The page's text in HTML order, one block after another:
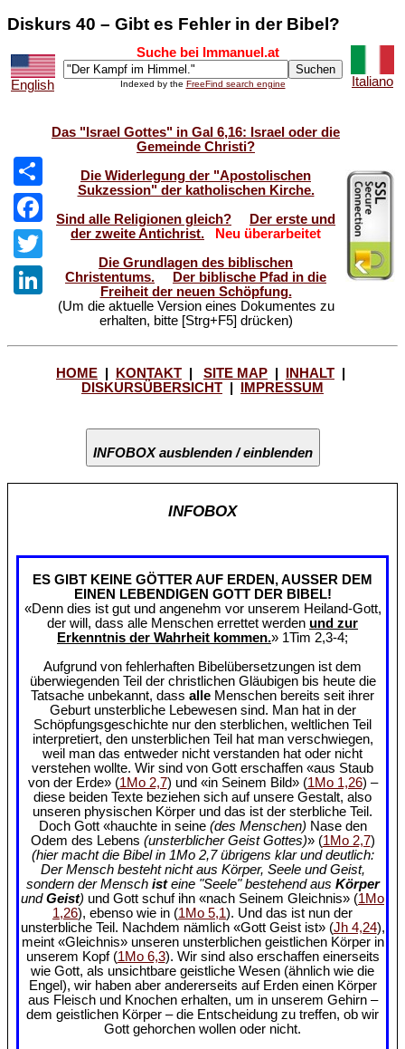
Diskurs 40 – Gibt es Fehler in der Bibel?
English
Suche bei Immanuel.at
Indexed by the FreeFind search engine Italiano
Share
Facebook
Twitter
LinkedIn
Das "Israel Gottes" in Gal 6,16: Israel oder die
Gemeinde Christi?
Die Widerlegung der "Apostolischen
Sukzession" der katholischen Kirche.
Sind alle Religionen gleich?
Der erste und
der zweite Antichrist.
Neu überarbeitet
Die Grundlagen des biblischen
Christentums.
Der biblische Pfad in die
Freiheit der neuen Schöpfung.
(Um die aktuelle Version eines Dokumentes zu
erhalten, bitte [Strg+F5] drücken)
HOME KONTAKT SITE MAP INHALT
DISKURSÜBERSICHT
IMPRESSUM
INFOBOX ausblenden / einblenden
INFOBOX
ES GIBT KEINE GÖTTER AUF ERDEN, AUSSER DEM
EINEN LEBENDIGEN GOTT DER BIBEL!
«Denn dies ist gut und angenehm vor unserem Heiland-Gott,
der will, dass alle Menschen errettet werden und zur
Erkenntnis der Wahrheit kommen.» 1Tim 2,3-4;
Aufgrund von fehlerhaften Bibelübersetzungen ist dem
überwiegenden Teil der christlichen Gläubigen bis heute die
Tatsache unbekannt, dass alle Menschen bereits seit ihrer
Geburt unsterbliche Lebewesen sind. Man hat in der
Schöpfungsgeschichte nur den sterblichen, weltlichen Teil
interpretiert, den unsterblichen Teil hat man verschwiegen,
weil man das entweder nicht verstanden hat oder nicht
verstehen wollte. Wir sind von Gott erschaffen «aus Staub
von der Erde» (1Mo 2,7) und «in Seinem Bild» (1Mo 1,26) –
diese beiden Texte beziehen sich auf unsere Gestalt, also
unseren physischen Körper und das ist der sterbliche Teil.
Doch Gott «hauchte in seine (des Menschen) Nase den
Odem des Lebens (unsterblicher Geist Gottes)» (1Mo 2,7)
(hier macht die Bibel in 1Mo 2,7 übrigens klar und deutlich:
Der Mensch besteht nicht aus Körper, Seele und Geist,
sondern der Mensch isteine "Seele" bestehend aus Körper
undGeist) und Gott schuf ihn «nach Seinem Gleichnis» (1Mo
1,26), ebenso wie in (1Mo 5,1). Und das ist nun der
unsterbliche Teil. Nachdem nämlich «Gott Geist ist» (Jh 4,24),
meint «Gleichnis» unseren unsterblichen geistlichen Körper in
unserem Kopf (1Mo 6,3). Wir sind also erschaffen einerseits
wie Gott, als unsichtbare geistliche Wesen (ähnlich wie die
Engel), wir haben aber andererseits auf Erden einen Körper
aus Fleisch und Knochen erhalten, um in unserem Gehirn –
dem geistlichen Körper – die Entscheidung zu treffen, ob wir
Gott gehorchen wollen oder nicht.